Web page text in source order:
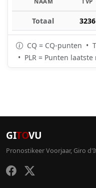
Totaal 3236
CQ = CQ-punten •
• PLR = Punten laatste
GITOVU
Pronostikeer Voorjaar, Giro